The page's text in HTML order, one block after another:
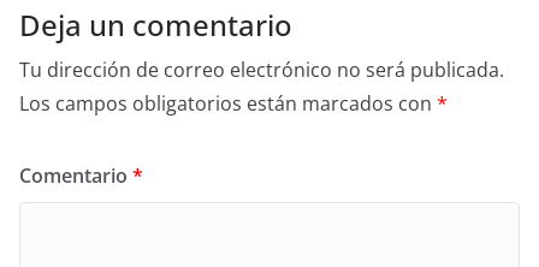
Deja un comentario
Tu dirección de correo electrónico no será publicada.
Los campos obligatorios están marcados con *
Comentario *